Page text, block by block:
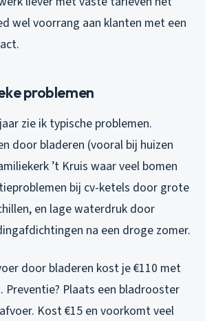
wel voorrang aan klanten met een
problemen
zie ik typische problemen.
door bladeren (vooral bij huizen
’t Kruis waar veel bomen
bij cv-ketels door grote
en lage waterdruk door
na een droge zomer.
door bladeren kost je €110 met
Preventie? Plaats een bladrooster
Kost €15 en voorkomt veel